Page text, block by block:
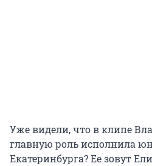
Уже видели, что в клипе
главную роль исполнила
Екатеринбурга? Ее зовут